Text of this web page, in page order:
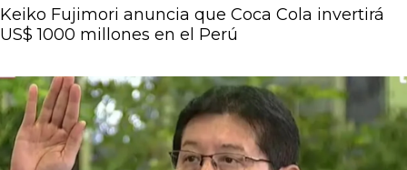
Keiko Fujimori anuncia que Coca Cola invertirá
US$ 1000 millones en el Perú